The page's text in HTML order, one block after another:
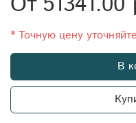
комфорта
конструкцией.
Душевая кабина
открытом воздухе в
воды обеспечивается
Объём: 240 Тип
* Точную цену
В